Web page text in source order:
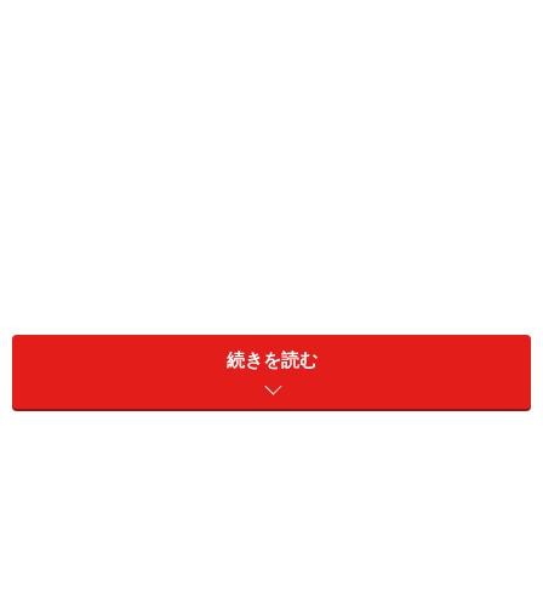
流れを作るとは別の言葉で言うならばシステムを作るこ
続きを読む